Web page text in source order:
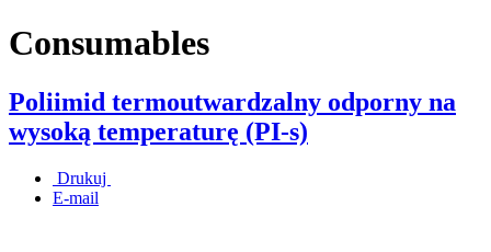
Consumables
Poliimid termoutwardzalny odporny na
wysoką temperaturę (PI-s)
Drukuj
E-mail